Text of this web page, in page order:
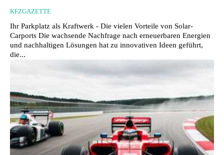
KFZGAZETTE
Ihr Parkplatz als Kraftwerk - Die vielen Vorteile von Solar-
Carports Die wachsende Nachfrage nach erneuerbaren Energien
und nachhaltigen Lösungen hat zu innovativen Ideen geführt,
die...